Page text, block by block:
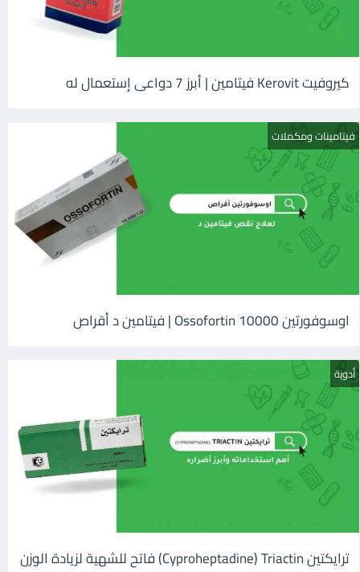
كيروفيت Kerovit فيتامين | أبرز 7 دواعى إستعمال له
فيتامينات ومكملات
اوسوفورتين 10000 Ossofortin | فيتامين د أقراص
أدوية
ترايكتين Cyproheptadine) Triactin) فاتح للشهية لزيادة الوزن